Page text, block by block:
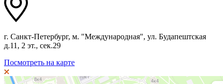
г. Санкт-Петербург, м. "Международная", ул. Будапештская
д.11, 2 эт., сек.29
Посмотреть на карте